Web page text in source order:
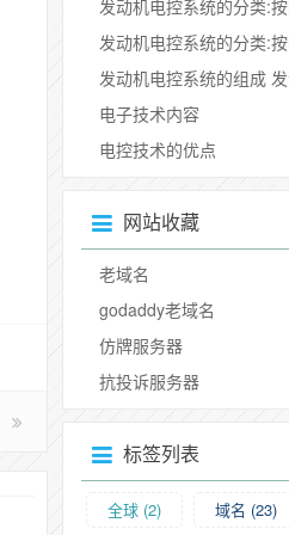
发动机电控系统的分类:
发动机电控系统的分类:
电子技术内容
电控技术的优点
网站收藏
老域名
godaddy老域名
仿牌服务器
抗投诉服务器
标签列表
全球 (2) 域名 (23)